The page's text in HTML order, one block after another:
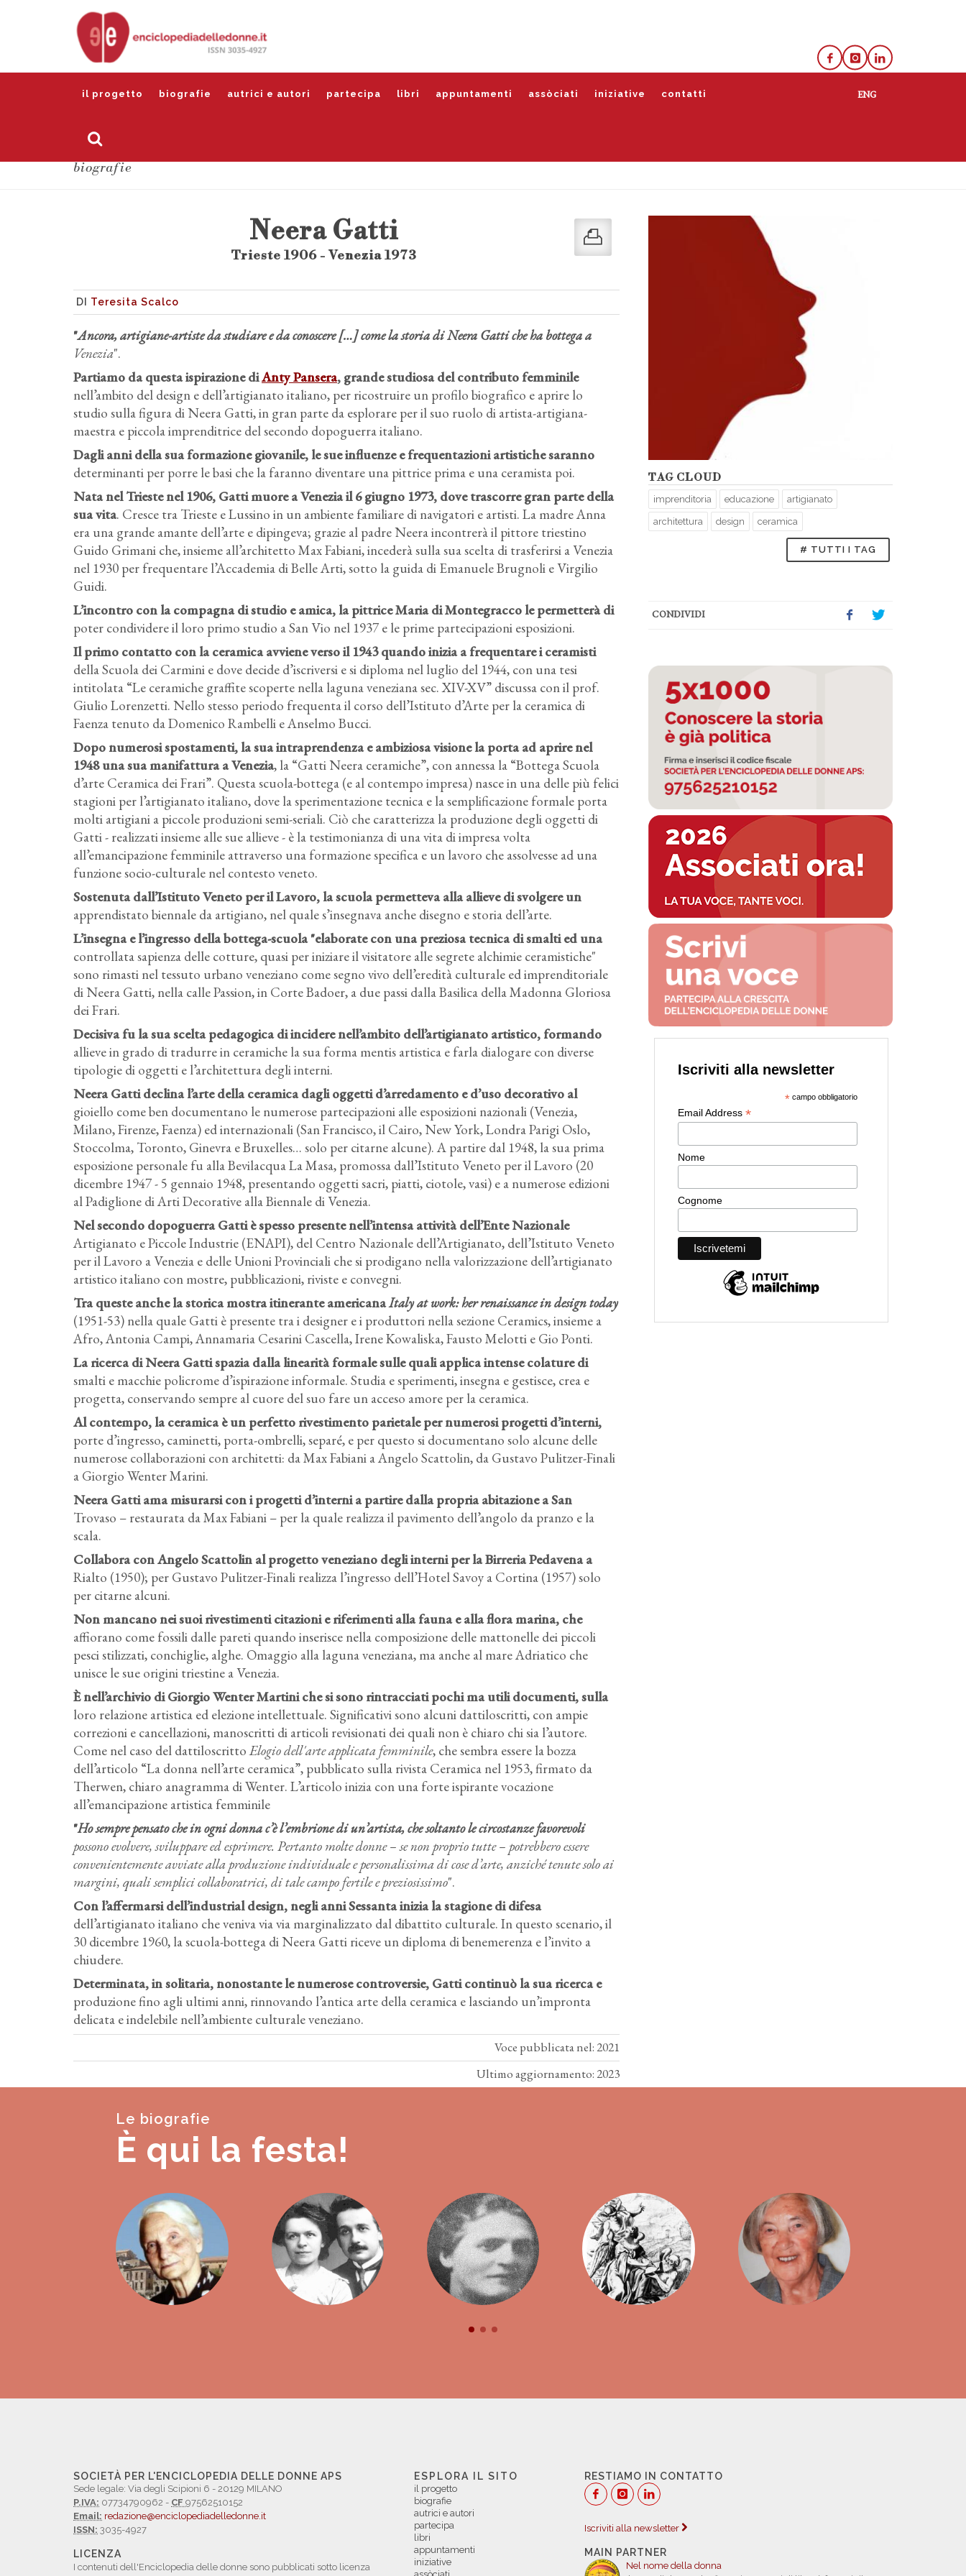
il progetto biografie autrici e autori partecipa libri appuntamenti assòciati iniziative contatti
biografie
TAG CLOUD
imprenditoria educazione artigianato
architettura design ceramica
# TUTTI I TAG
CONDIVIDI
Neera Gatti
Trieste 1906 - Venezia 1973
DI Teresita Scalco
"Ancora, artigiane-artiste da studiare e da conoscere […] come la storia di Neera Gatti che ha bottega a
Venezia".
Partiamo da questa ispirazione diAnty Pansera, grande studiosa del contributo femminile
nell’ambito del design e dell’artigianato italiano, per ricostruire un profilo biografico e aprire lo
studio sulla figura di Neera Gatti, in gran parte da esplorare per il suo ruolo di artista-artigiana-
maestra e piccola imprenditrice del secondo dopoguerra italiano.
Dagli anni della sua formazione giovanile, le sue influenze e frequentazioni artistiche saranno
determinanti per porre le basi che la faranno diventare una pittrice prima e una ceramista poi.
Nata nel Trieste nel 1906, Gatti muore a Venezia il 6 giugno 1973, dove trascorre gran parte della
sua vita. Cresce tra Trieste e Lussino in un ambiente familiare di navigatori e artisti. La madre Anna
era una grande amante dell’arte e dipingeva; grazie al padre Neera incontrerà il pittore triestino
Guido Grimani che, insieme all’architetto Max Fabiani, incederà sulla sua scelta di trasferirsi a Venezia
nel 1930 per frequentare l’Accademia di Belle Arti, sotto la guida di Emanuele Brugnoli e Virgilio
Guidi.
L’incontro con la compagna di studio e amica, la pittrice Maria di Montegracco le permetterà di
poter condividere il loro primo studio a San Vio nel 1937 e le prime partecipazioni esposizioni.
Il primo contatto con la ceramica avviene verso il 1943 quando inizia a frequentare i ceramisti
della Scuola dei Carmini e dove decide d’iscriversi e si diploma nel luglio del 1944, con una tesi
intitolata “Le ceramiche graffite scoperte nella laguna veneziana sec. XIV-XV” discussa con il prof.
Giulio Lorenzetti. Nello stesso periodo frequenta il corso dell’Istituto d’Arte per la ceramica di
Faenza tenuto da Domenico Rambelli e Anselmo Bucci.
Dopo numerosi spostamenti, la sua intraprendenza e ambiziosa visione la porta ad aprire nel
1948 una sua manifattura a Venezia, la “Gatti Neera ceramiche”, con annessa la “Bottega Scuola
d’arte Ceramica dei Frari”. Questa scuola-bottega (e al contempo impresa) nasce in una delle più felici
stagioni per l’artigianato italiano, dove la sperimentazione tecnica e la semplificazione formale porta
molti artigiani a piccole produzioni semi-seriali. Ciò che caratterizza la produzione degli oggetti di
Gatti - realizzati insieme alle sue allieve - è la testimonianza di una vita di impresa volta
all’emancipazione femminile attraverso una formazione specifica e un lavoro che assolvesse ad una
funzione socio-culturale nel contesto veneto.
Sostenuta dall’Istituto Veneto per il Lavoro, la scuola permetteva alla allieve di svolgere un
apprendistato biennale da artigiano, nel quale s’insegnava anche disegno e storia dell’arte.
L’insegna e l’ingresso della bottega-scuola "elaborate con una preziosa tecnica di smalti ed una
controllata sapienza delle cotture, quasi per iniziare il visitatore alle segrete alchimie ceramistiche"
sono rimasti nel tessuto urbano veneziano come segno vivo dell’eredità culturale ed imprenditoriale
di Neera Gatti, nella calle Passion, in Corte Badoer, a due passi dalla Basilica della Madonna Gloriosa
dei Frari.
Decisiva fu la sua scelta pedagogica di incidere nell’ambito dell’artigianato artistico, formando
allieve in grado di tradurre in ceramiche la sua forma mentis artistica e farla dialogare con diverse
tipologie di oggetti e l’architettura degli interni.
Neera Gatti declina l’arte della ceramica dagli oggetti d’arredamento e d’uso decorativo al
gioiello come ben documentano le numerose partecipazioni alle esposizioni nazionali (Venezia,
Milano, Firenze, Faenza) ed internazionali (San Francisco, il Cairo, New York, Londra Parigi Oslo,
Stoccolma, Toronto, Ginevra e Bruxelles… solo per citarne alcune). A partire dal 1948, la sua prima
esposizione personale fu alla Bevilacqua La Masa, promossa dall’Istituto Veneto per il Lavoro (20
dicembre 1947 - 5 gennaio 1948, presentando oggetti sacri, piatti, ciotole, vasi) e a numerose edizioni
al Padiglione di Arti Decorative alla Biennale di Venezia.
Nel secondo dopoguerra Gatti è spesso presente nell’intensa attività dell’Ente Nazionale
Artigianato e Piccole Industrie (ENAPI), del Centro Nazionale dell’Artigianato, dell’Istituto Veneto
per il Lavoro a Venezia e delle Unioni Provinciali che si prodigano nella valorizzazione dell’artigianato
artistico italiano con mostre, pubblicazioni, riviste e convegni.
Tra queste anche la storica mostra itinerante americanaItaly at work: her renaissance in design today
(1951-53) nella quale Gatti è presente tra i designer e i produttori nella sezione Ceramics, insieme a
Afro, Antonia Campi, Annamaria Cesarini Cascella, Irene Kowaliska, Fausto Melotti e Gio Ponti.
La ricerca di Neera Gatti spazia dalla linearità formale sulle quali applica intense colature di
smalti e macchie policrome d’ispirazione informale. Studia e sperimenti, insegna e gestisce, crea e
progetta, conservando sempre al cuore del suo fare un acceso amore per la ceramica.
Al contempo, la ceramica è un perfetto rivestimento parietale per numerosi progetti d’interni,
porte d’ingresso, caminetti, porta-ombrelli, separé, e per questo si documentano solo alcune delle
numerose collaborazioni con architetti: da Max Fabiani a Angelo Scattolin, da Gustavo Pulitzer-Finali
a Giorgio Wenter Marini.
Neera Gatti ama misurarsi con i progetti d’interni a partire dalla propria abitazionea San
Trovaso – restaurata da Max Fabiani – per la quale realizza il pavimento dell’angolo da pranzo e la
scala.
Collabora con Angelo Scattolin al progetto veneziano degli interni per la Birreria Pedavena a
Rialto (1950); per Gustavo Pulitzer-Finali realizza l’ingresso dell’Hotel Savoy a Cortina (1957) solo
per citarne alcuni.
Non mancano nei suoi rivestimenti citazioni e riferimenti alla fauna e alla flora marina, che
affiorano come fossili dalle pareti quando inserisce nella composizione delle mattonelle dei piccoli
pesci stilizzati, conchiglie, alghe. Omaggio alla laguna veneziana, ma anche al mare Adriatico che
unisce le sue origini triestine a Venezia.
È nell’archivio di Giorgio Wenter Martini che si sono rintracciati pochi ma utili documenti, sulla
loro relazione artistica ed elezione intellettuale. Significativi sono alcuni dattiloscritti, con ampie
correzioni e cancellazioni, manoscritti di articoli revisionati dei quali non è chiaro chi sia l’autore.
Come nel caso del dattiloscrittoElogio dell'arte applicata femminile, che sembra essere la bozza
dell’articolo “La donna nell’arte ceramica”, pubblicato sulla rivista Ceramica nel 1953, firmato da
Therwen, chiaro anagramma di Wenter. L’articolo inizia con una forte ispirante vocazione
all’emancipazione artistica femminile
"Ho sempre pensato che in ogni donna c’è l’embrione di un’artista, che soltanto le circostanze favorevoli
possono evolvere, sviluppare ed esprimere. Pertanto molte donne – se non proprio tutte – potrebbero essere
convenientemente avviate alla produzione individuale e personalissima di cose d’arte, anziché tenute solo ai
margini, quali semplici collaboratrici, di tale campo fertile e preziosissimo".
Con l’affermarsi dell’industrial design, negli anni Sessanta inizia la stagione di difesa
dell’artigianato italiano che veniva via via marginalizzato dal dibattito culturale. In questo scenario, il
30 dicembre 1960, la scuola-bottega di Neera Gatti riceve un diploma di benemerenza e l’invito a
chiudere.
Determinata, in solitaria, nonostante le numerose controversie, Gatti continuò la sua ricerca e
produzione fino agli ultimi anni, rinnovando l’antica arte della ceramica e lasciando un’impronta
delicata e indelebile nell’ambiente culturale veneziano.
Voce pubblicata nel: 2021
Ultimo aggiornamento: 2023
Le biografie
È qui la festa!
SOCIETÀ PER L'ENCICLOPEDIA DELLE DONNE APS
Sede legale: Via degli Scipioni 6 - 20129 MILANO
P.IVA: 07734790962 - CF 97562510152
Email: redazione@enciclopediadelledonne.it
ISSN: 3035-4927
LICENZA
I contenuti dell'Enciclopedia delle donne sono pubblicati sotto licenza
ESPLORA IL SITO
il progetto
biografie
autrici e autori
partecipa
libri
appuntamenti
iniziative
RESTIAMO IN CONTATTO
Iscriviti alla newsletter
MAIN PARTNER
Nel nome della donna